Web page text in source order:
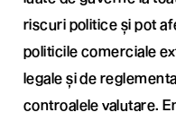
riscuri politice și pot
politicile comerciale
legale și de
controalele valutare.